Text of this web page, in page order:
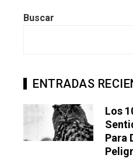
Buscar
ENTRADAS
Los
Para